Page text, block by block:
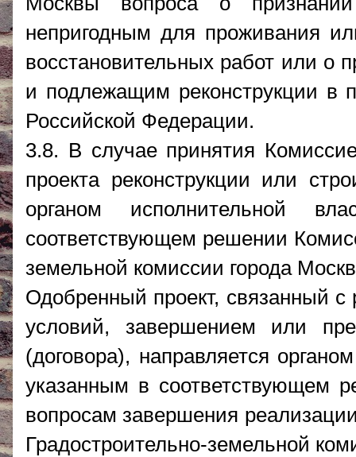
непригодным для проживания
восстановительных работ или о
и подлежащим реконструкции в
Российской Федерации.
3.8. В случае принятия
проекта реконструкции или
органом исполнительной
соответствующем решении
земельной комиссии города
Одобренный проект, связанный
условий, завершением или
(договора), направляется
указанным в соответствующем
вопросам завершения
Градостроительно-земельной